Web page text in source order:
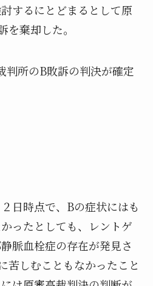
するにとどまるとして原
棄却した。
判所のB敗訴の判決が確定
時点で、Bの症状にはも
ったとしても、レントゲ
脈血栓症の存在が発見さ
苦しむこともなかったこと